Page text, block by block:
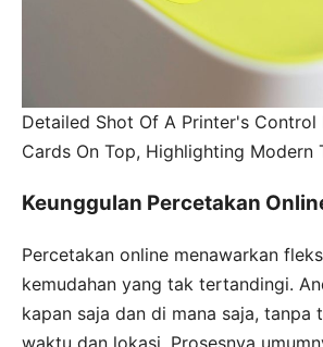
Detailed Shot Of A Printer's Control
Cards On Top, Highlighting Modern
Keunggulan Percetakan
Percetakan online menawarkan
kemudahan yang tak tertandingi.
kapan saja dan di mana saja, tanpa